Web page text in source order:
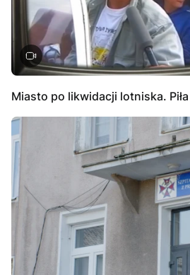
Miasto po likwidacji lotniska.